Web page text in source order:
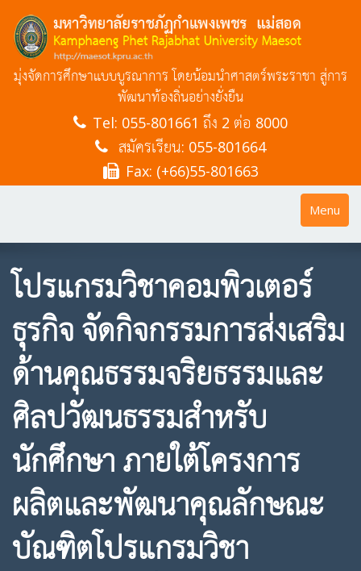
มุ่งจัดการศึกษาแบบบูรณาการ โดยน้อมนำศาสตร์พระราชา สู่การ
พัฒนาท้องถิ่นอย่างยั่งยืน
Tel: 055-801661 ถึง 2 ต่อ 8000
สมัครเรียน: 055-801664
Fax: (+66)55-801663
Toggle
Menu
โปรแกรมวิชาคอมพิวเตอร์
ธุรกิจ จัดกิจกรรมการส่งเสริม
ด้านคุณธรรมจริยธรรมและ
ศิลปวัฒนธรรมสำหรับ
นักศึกษา ภายใต้โครงการ
ผลิตและพัฒนาคุณลักษณะ
บัณฑิตโปรแกรมวิชา